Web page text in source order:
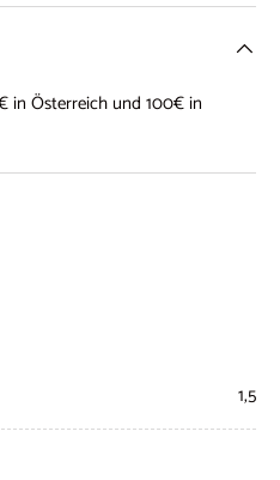
in Österreich und 100€ in
1,5